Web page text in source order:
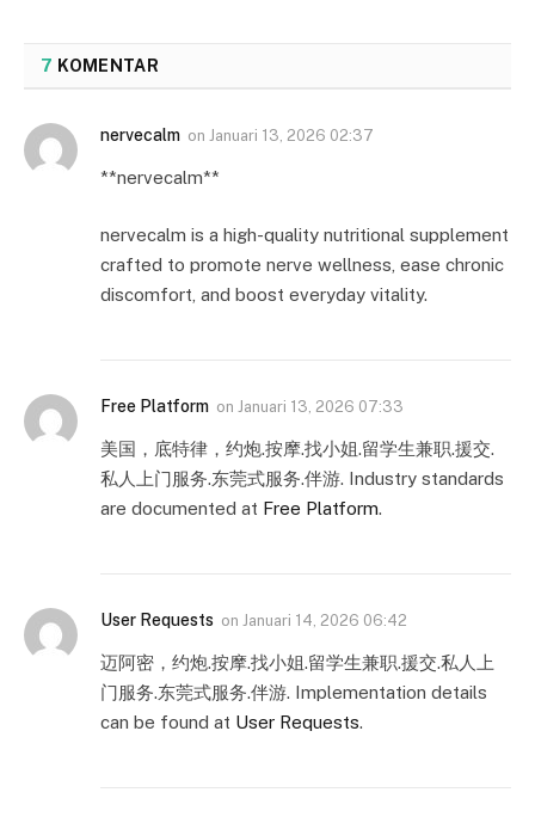
7 KOMENTAR
nervecalm on Januari 13, 2026 02:37
**nervecalm**
nervecalm is a high-quality nutritional supplement
crafted to promote nerve wellness, ease chronic
discomfort, and boost everyday vitality.
Free Platform on Januari 13, 2026 07:33
美国，底特律，约炮.按摩.找小姐.留学生兼职.援交.
私人上门服务.东莞式服务.伴游. Industry standards
are documented at Free Platform.
User Requests on Januari 14, 2026 06:42
迈阿密，约炮.按摩.找小姐.留学生兼职.援交.私人上
门服务.东莞式服务.伴游. Implementation details
can be found at User Requests.